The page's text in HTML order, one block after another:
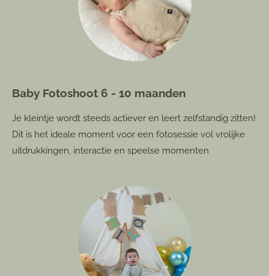
Baby Fotoshoot 6 - 10 maanden
Je kleintje wordt steeds actiever en leert zelfstandig zitten!
Dit is het ideale moment voor een fotosessie vol vrolijke
uitdrukkingen, interactie en speelse momenten